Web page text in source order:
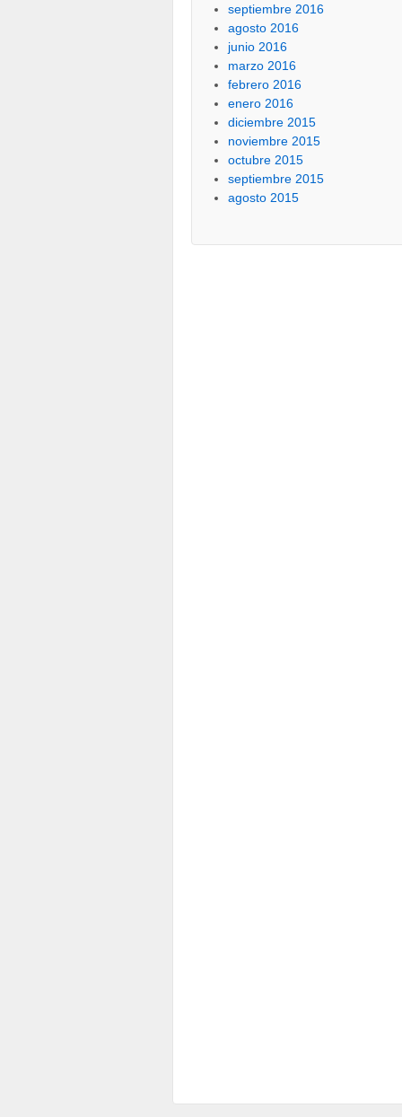
septiembre 2016
agosto 2016
junio 2016
marzo 2016
febrero 2016
enero 2016
diciembre 2015
noviembre 2015
octubre 2015
septiembre 2015
agosto 2015